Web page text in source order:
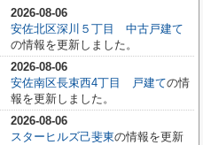
2026-08-06
安佐北区深川５丁目 中古戸建て
の情報を更新しました。
2026-08-06
安佐南区長束西4丁目 戸建ての情
報を更新しました。
2026-08-06
スターヒルズ己斐東の情報を更新